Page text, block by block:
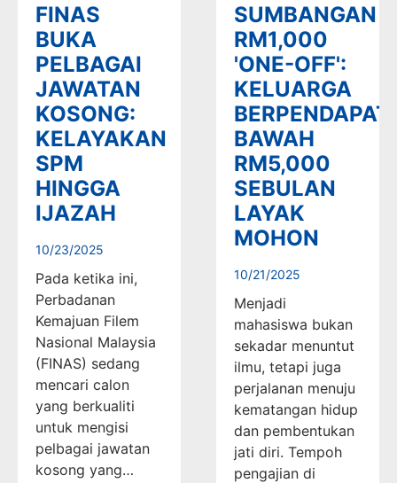
FINAS
BUKA
PELBAGAI
JAWATAN
KOSONG:
KELAYAKAN
SPM
HINGGA
IJAZAH
10/23/2025
Pada ketika ini,
Perbadanan
Kemajuan Filem
Nasional Malaysia
(FINAS) sedang
mencari calon
yang berkualiti
untuk mengisi
pelbagai jawatan
kosong yang…
SUMBANGAN
RM1,000
'ONE-OFF':
KELUARGA
BAWAH
RM5,000
SEBULAN
LAYAK
MOHON
10/21/2025
Menjadi
mahasiswa bukan
sekadar menuntut
ilmu, tetapi juga
perjalanan menuju
kematangan hidup
dan pembentukan
jati diri. Tempoh
pengajian di